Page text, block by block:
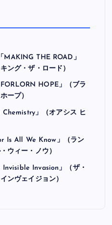
MAKING THE ROAD」
ング・ザ・ロード）
HOPE」（ブラ
ープ）
」（オアシス ヒ
Is All We Know」（ラン
ウィー・ノウ）
Invasion」（ザ・
ンヴェイジョン）